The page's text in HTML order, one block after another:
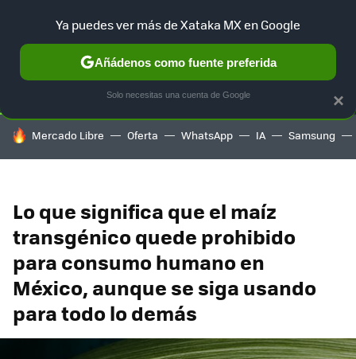
SELECCIÓN GAMING HOME AUTO TERRITORIO
HOY SE HABLA DE
Mercado Libre Oferta WhatsApp IA Samsung
Lo que significa que el maíz
transgénico quede prohibido
para consumo humano en
México, aunque se siga usando
para todo lo demás
×
Ya puedes ver más de Xataka MX en Google
Añádenos como fuente preferida
Solo necesitas una cuenta de Google